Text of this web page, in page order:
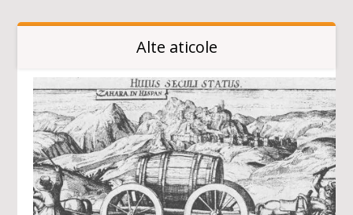
Alte aticole